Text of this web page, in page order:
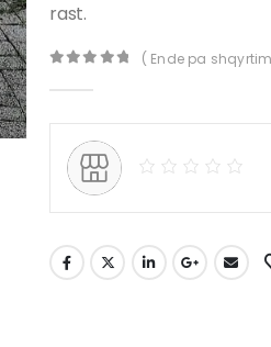
rast.
( Ende pa